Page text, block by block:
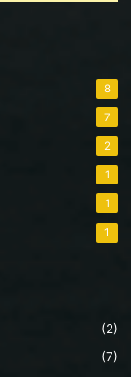
8
7
2
1
1
1
(2)
(7)